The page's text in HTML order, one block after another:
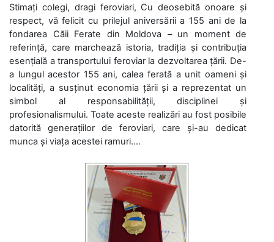
Stimați colegi, dragi feroviari, Cu deosebită onoare și
respect, vă felicit cu prilejul aniversării a 155 ani de la
fondarea Căii Ferate din Moldova – un moment de
referință, care marchează istoria, tradiția și contribuția
esențială a transportului feroviar la dezvoltarea țării. De-
a lungul acestor 155 ani, calea ferată a unit oameni și
localități, a susținut economia țării și a reprezentat un
simbol al responsabilității, disciplinei și
profesionalismului. Toate aceste realizări au fost posibile
datorită generațiilor de feroviari, care și-au dedicat
munca și viața acestei ramuri....